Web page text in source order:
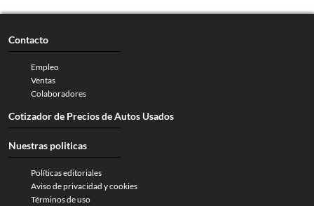
Contacto
Empleo
Ventas
Colaboradores
Cotizador de Precios de Autos Usados
Nuestras politicas
Políticas editoriales
Aviso de privacidad y cookies
Términos de uso